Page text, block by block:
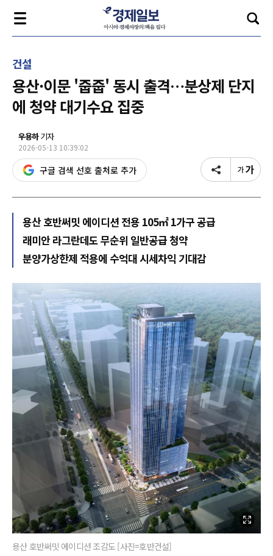
건설
용산·이문 '줍줍' 동시 출격…분상제 단지
에 청약 대기수요 집중
우용하기자
2026-05-13 10:39:02
구글 검색 선호 출처로 추가
용산 호반써밋 에이디션 전용 105㎡ 1가구 공급
래미안 라그란데도 무순위 일반공급 청약
분양가상한제 적용에 수억대 시세차익 기대감
용산 호반써밋 에이디션 조감도 [사진=호반건설]